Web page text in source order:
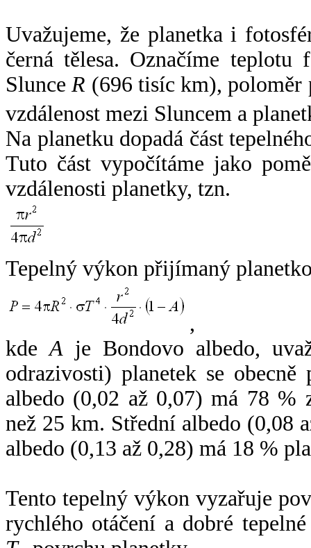
Uvažujeme, že planetka i
černá tělesa. Označíme
SlunceR (696 tisíc km),
vzdálenost mezi Sluncem a
Na planetku dopadá část
Tuto část vypočítáme jako
vzdálenosti planetky, tzn.
Tepelný výkon přijímaný
,
kdeA je Bondovo albedo,
odrazivosti) planetek se
albedo (0,02 až 0,07) má 78 %
než 25 km. Střední albedo (0,08
albedo (0,13 až 0,28) má 18 %
Tento tepelný výkon vyzařuje
rychlého otáčení a dobré